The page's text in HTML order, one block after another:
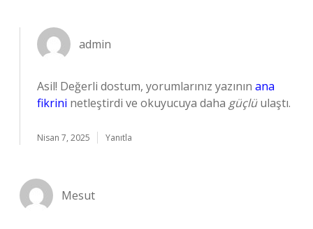
admin
Asil! Değerli dostum, yorumlarınız yazının ana
fikrini netleştirdi ve okuyucuya daha güçlüulaştı.
Nisan 7, 2025 Yanıtla
Mesut